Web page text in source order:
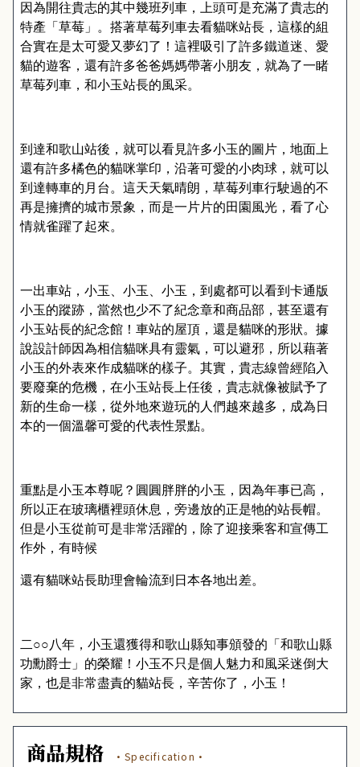
因為開往貴志的其中幾班列車，上頭可是充滿了貴志的
特產「草莓」。搭著草莓列車去看貓咪站長，這樣的組
合實在是太可愛又夢幻了！這裡吸引了許多鐵道迷、愛
貓的遊客，還有許多爸爸媽媽帶著小朋友，就為了一睹
草莓列車，和小玉站長的風采。
到達和歌山站後，就可以看見許多小玉的圖片，地面上
還有許多橘色的貓咪掌印，沿著可愛的小肉球，就可以
到達轉車的月台。這天天氣晴朗，草莓列車行駛過的不
再是擁擠的城市景象，而是一片片的田園風光，看了心
情就雀躍了起來。
一出車站，小玉、小玉、小玉，到處都可以看到卡通版
小玉的蹤跡，當然也少不了紀念章和商品部，甚至還有
小玉站長的紀念館！車站的屋頂，還是貓咪的形狀。據
說設計師因為相信貓咪具有靈氣，可以避邪，所以藉著
小玉的外表來作成貓咪的樣子。其實，貴志線曾經陷入
要廢棄的危機，在小玉站長上任後，貴志就像被賦予了
新的生命一樣，從外地來遊玩的人們越來越多，成為日
本的一個溫馨可愛的代表性景點。
重點是小玉本尊呢？圓圓胖胖的小玉，因為年事已高，
所以正在玻璃櫃裡頭休息，旁邊放的正是牠的站長帽。
但是小玉從前可是非常活躍的，除了迎接乘客和宣傳工
作外，有時候
還有貓咪站長助理會輪流到日本各地出差。
二○○八年，小玉還獲得和歌山縣知事頒發的「和歌山縣
功勳爵士」的榮耀！小玉不只是個人魅力和風采迷倒大
家，也是非常盡責的貓站長，辛苦你了，小玉！
商品規格 ·Specification·